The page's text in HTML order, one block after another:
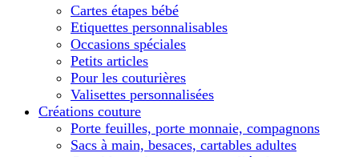
Cartes étapes bébé
Etiquettes personnalisables
Occasions spéciales
Petits articles
Pour les couturières
Valisettes personnalisées
Créations couture
Porte feuilles, porte monnaie, compagnons
Sacs à main, besaces, cartables adultes